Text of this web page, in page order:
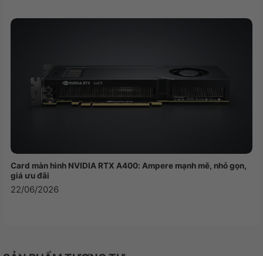
Card màn hình NVIDIA RTX A400: Ampere mạnh mẽ, nhỏ gọn,
giá ưu đãi
22/06/2026